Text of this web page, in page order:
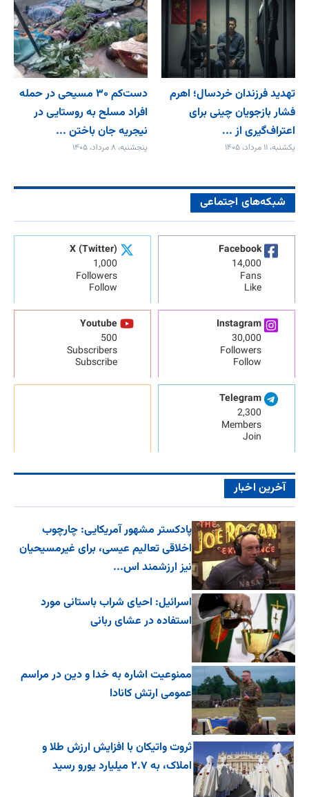
تهدید فرزندان خردسال؛ اهرم
فشار بازجویان چینی برای
اعتراف‌گیری از ...
یکشنبه، ۱۱ مرداد، ۱۴۰۵
دست‌کم ۳۰ مسیحی در حمله
افراد مسلح به روستایی در
نیجریه جان باختن ...
پنجشنبه، ۸ مرداد، ۱۴۰۵
شبکه‌های اجتماعی
Facebook
14,000
Fans
Like
X (Twitter)
1,000
Followers
Follow
Instagram
30,000
Followers
Follow
Youtube
500
Subscribers
Subscribe
Telegram
2,300
Members
Join
آخرین اخبار
پادکستر مشهور آمریکایی: چارچوب
اخلاقی تعالیم عیسی، برای غیرمسیحیان
نیز ارزشمند اس...
اسرائیل: احیای شراب باستانی مورد
استفاده در عشای ربانی
ممنوعیت اشاره به خدا و دین در مراسم
عمومی ارتش کانادا
ثروت واتیکان با افزایش ارزش طلا و
املاک، به ۲.۷ میلیارد یورو رسید